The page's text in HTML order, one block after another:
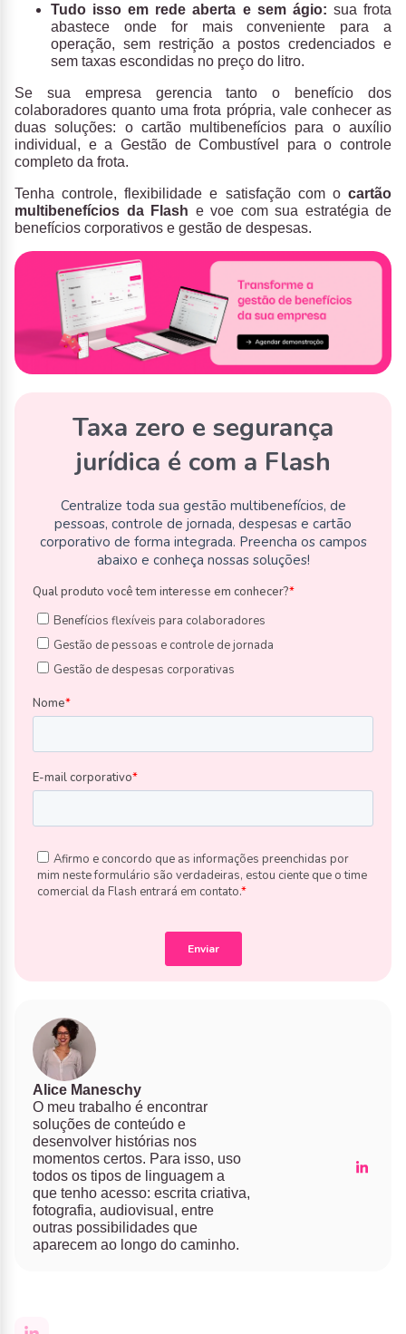
Tudo isso em rede aberta e sem ágio: sua frota
abastece onde for mais conveniente para a
operação, sem restrição a postos credenciados e
sem taxas escondidas no preço do litro.
Se sua empresa gerencia tanto o benefício dos
colaboradores quanto uma frota própria, vale conhecer as
duas soluções: o cartão multibenefícios para o auxílio
individual, e a Gestão de Combustível para o controle
completo da frota.
Tenha controle, flexibilidade e satisfação com o cartão
multibenefícios da Flash e voe com sua estratégia de
benefícios corporativos e gestão de despesas.
Alice Maneschy
O meu trabalho é encontrar
soluções de conteúdo e
desenvolver histórias nos
momentos certos. Para isso, uso
todos os tipos de linguagem a
que tenho acesso: escrita criativa,
fotografia, audiovisual, entre
outras possibilidades que
aparecem ao longo do caminho.